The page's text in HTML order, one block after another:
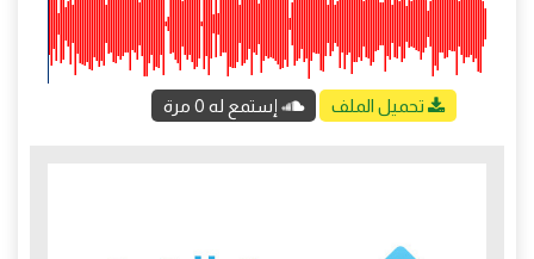
تحميل الملف إستمع له 0 مرة